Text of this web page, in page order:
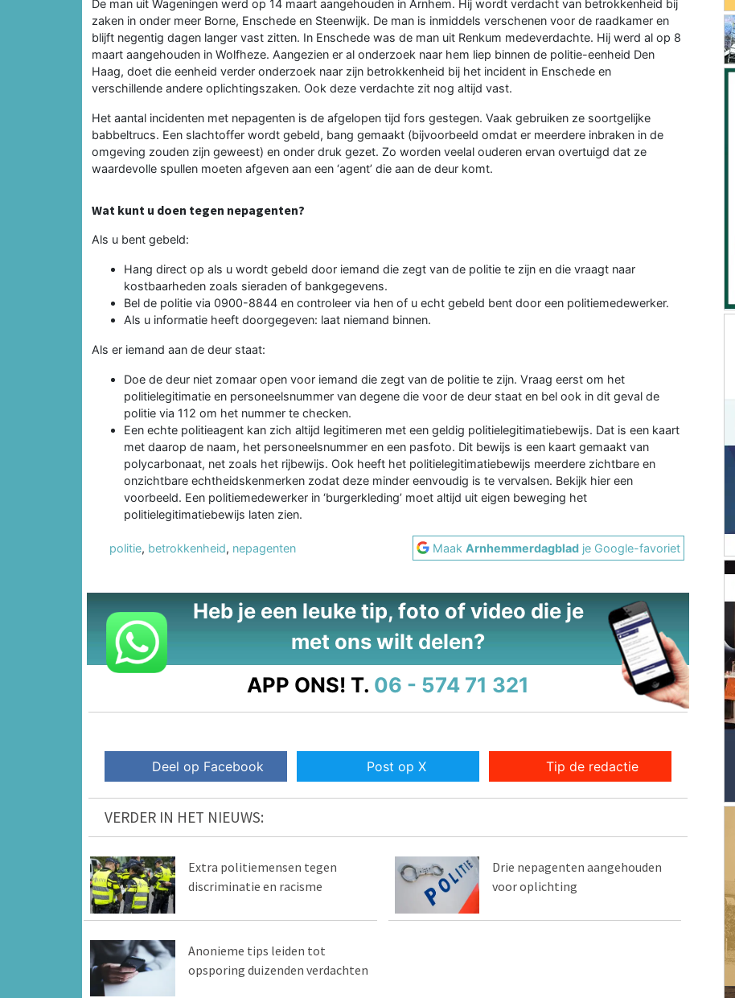
De man uit Wageningen werd op 14 maart aangehouden in Arnhem. Hij wordt verdacht van betrokkenheid bij
zaken in onder meer Borne, Enschede en Steenwijk. De man is inmiddels verschenen voor de raadkamer en
blijft negentig dagen langer vast zitten. In Enschede was de man uit Renkum medeverdachte. Hij werd al op 8
maart aangehouden in Wolfheze. Aangezien er al onderzoek naar hem liep binnen de politie-eenheid Den
Haag, doet die eenheid verder onderzoek naar zijn betrokkenheid bij het incident in Enschede en
verschillende andere oplichtingszaken. Ook deze verdachte zit nog altijd vast.
Het aantal incidenten met nepagenten is de afgelopen tijd fors gestegen. Vaak gebruiken ze soortgelijke
babbeltrucs. Een slachtoffer wordt gebeld, bang gemaakt (bijvoorbeeld omdat er meerdere inbraken in de
omgeving zouden zijn geweest) en onder druk gezet. Zo worden veelal ouderen ervan overtuigd dat ze
waardevolle spullen moeten afgeven aan een ‘agent’ die aan de deur komt.
Wat kunt u doen tegen nepagenten?
Als u bent gebeld:
Hang direct op als u wordt gebeld door iemand die zegt van de politie te zijn en die vraagt naar
kostbaarheden zoals sieraden of bankgegevens.
Bel de politie via 0900-8844 en controleer via hen of u echt gebeld bent door een politiemedewerker.
Als u informatie heeft doorgegeven: laat niemand binnen.
Als er iemand aan de deur staat:
Doe de deur niet zomaar open voor iemand die zegt van de politie te zijn. Vraag eerst om het
politielegitimatie en personeelsnummer van degene die voor de deur staat en bel ook in dit geval de
politie via 112 om het nummer te checken.
Een echte politieagent kan zich altijd legitimeren met een geldig politielegitimatiebewijs. Dat is een kaart
met daarop de naam, het personeelsnummer en een pasfoto. Dit bewijs is een kaart gemaakt van
polycarbonaat, net zoals het rijbewijs. Ook heeft het politielegitimatiebewijs meerdere zichtbare en
onzichtbare echtheidskenmerken zodat deze minder eenvoudig is te vervalsen. Bekijk hier een
voorbeeld. Een politiemedewerker in ‘burgerkleding’ moet altijd uit eigen beweging het
politielegitimatiebewijs laten zien.
politie, betrokkenheid, nepagenten MaakArnhemmerdagblad je Google-favoriet
Heb je een leuke tip, foto of video die je
met ons wilt delen?
APP ONS! T. 06 - 574 71 321
Deel op Facebook Post op X Tip de redactie
VERDER IN HET NIEUWS:
Extra politiemensen tegen
discriminatie en racisme
Drie nepagenten aangehouden
voor oplichting
Anonieme tips leiden tot
opsporing duizenden verdachten